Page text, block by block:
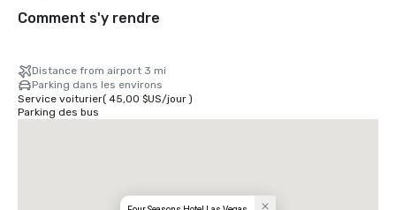
Comment s'y rendre
Distance from airport 3 mi
Parking dans les environs
Service voiturier( 45,00 $US/jour)
Parking des bus